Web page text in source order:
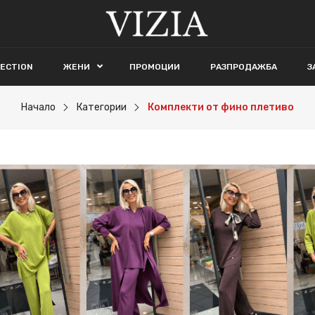
ЖЕНИ ПРОМОЦИИ РАЗПРОДАЖБА
Начало Категории Комплекти от фино плетиво